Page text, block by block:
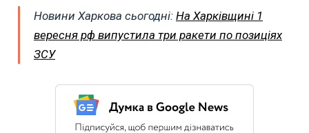
Новини Харкова сьогодні: На Харківщині 1
вересня рф випустила три ракети по позиціях
ЗСУ